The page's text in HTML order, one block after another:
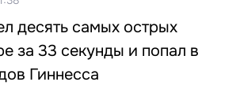
десять самых острых
за 33 секунды и попал в
Гиннесcа